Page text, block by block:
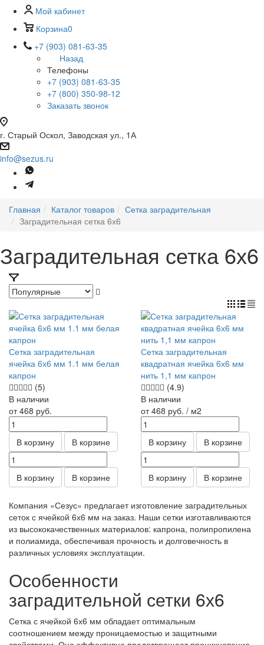
Мой кабинет
Корзина0
+7 (903) 081-63-35
Назад
Телефоны
+7 (903) 081-63-35
+7 (800) 350-98-12
Заказать звонок
г. Старый Оскол, Заводская ул., 1А
info@sezus.ru
Главная Каталог товаров
Сетка заградительная
Заградительная сетка 6х6
Заградительная сетка 6х6
Сетка заградительная
ячейка 6х6 мм 1.1 мм белая
капрон
(5)
В наличии
от 468 руб.
В корзину В корзине
В корзину В корзине
Сетка заградительная
квадратная ячейка 6х6 мм
нить 1,1 мм капрон
(4.9)
В наличии
от 468 руб. / м2
В корзину В корзине
В корзину В корзине
Компания «Сезус» предлагает изготовление заградительных
сеток с ячейкой 6х6 мм на заказ. Наши сетки изготавливаются
из высококачественных материалов: капрона, полипропилена
и полиамида, обеспечивая прочность и долговечность в
различных условиях эксплуатации.
Особенности
заградительной сетки 6х6
Сетка с ячейкой 6х6 мм обладает оптимальным
соотношением между проницаемостью и защитными